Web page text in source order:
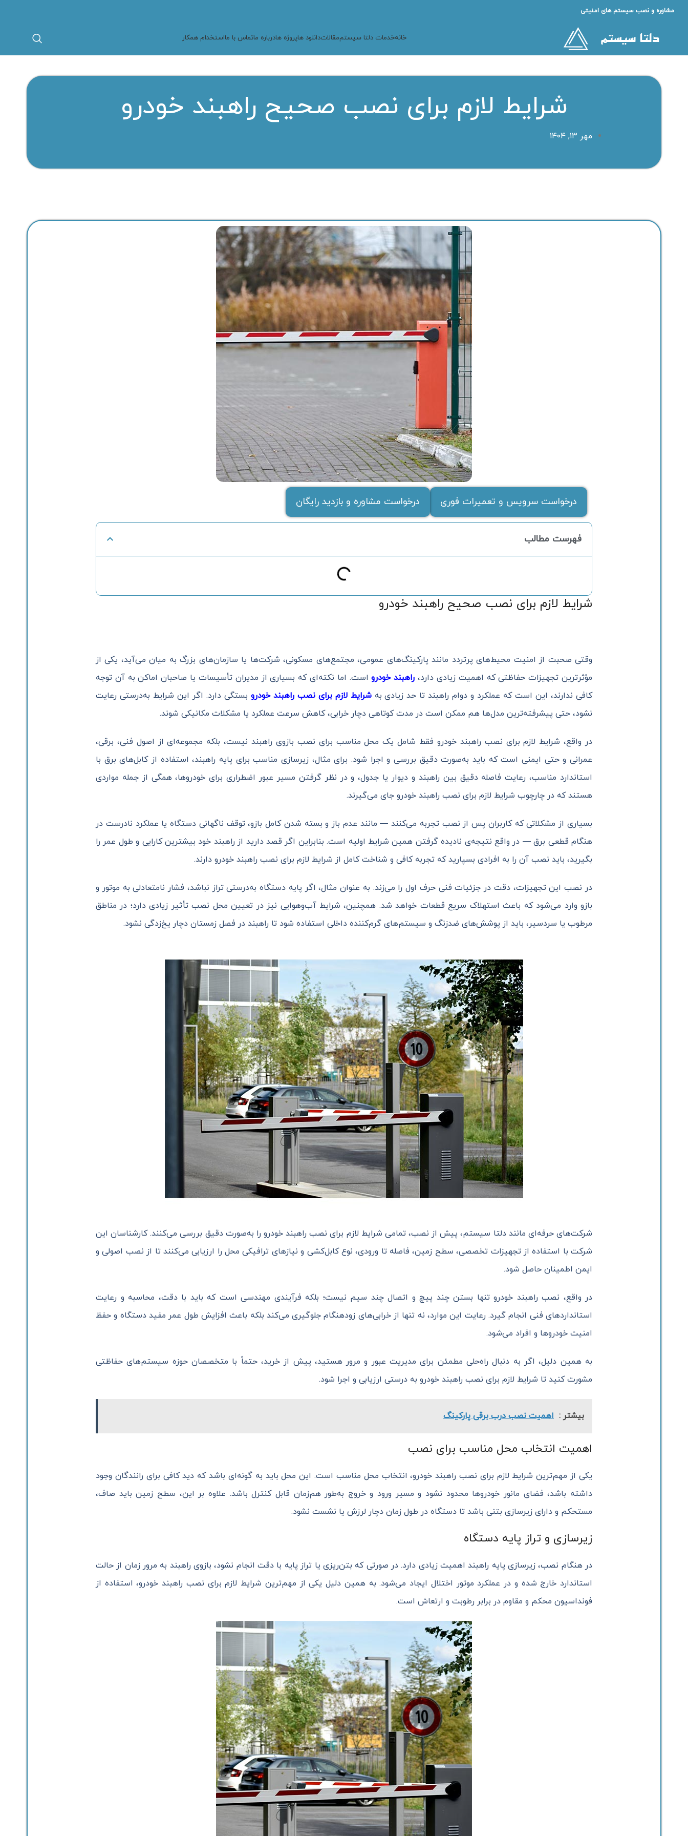
مشاوره و نصب سیستم های امنیتی
خانهخدمات دلتا سیستممقالاتدانلود هاپروژه هادرباره ماتماس با مااستخدام همکار
شرایط لازم برای نصب صحیح راهبند خودرو
مهر ۱۳, ۱۴۰۴
درخواست سرویس و تعمیرات فوری درخواست مشاوره و بازدید رایگان
فهرست مطالب
شرایط لازم برای نصب صحیح راهبند خودرو
وقتی صحبت از امنیت محیط‌های پرتردد مانند پارکینگ‌های عمومی، مجتمع‌های مسکونی، شرکت‌ها یا سازمان‌های بزرگ به میان می‌آید، یکی از
مؤثرترین تجهیزات حفاظتی که اهمیت زیادی دارد، راهبند خودرواست. اما نکته‌ای که بسیاری از مدیران تأسیسات یا صاحبان اماکن به آن توجه
کافی ندارند، این است که عملکرد و دوام راهبند تا حد زیادی بهشرایط لازم برای نصب راهبند خودرو بستگی دارد. اگر این شرایط به‌درستی رعایت
نشود، حتی پیشرفته‌ترین مدل‌ها هم ممکن است در مدت کوتاهی دچار خرابی، کاهش سرعت عملکرد یا مشکلات مکانیکی شوند.
در واقع، شرایط لازم برای نصب راهبند خودرو فقط شامل یک محل مناسب برای نصب بازوی راهبند نیست، بلکه مجموعه‌ای از اصول فنی، برقی،
عمرانی و حتی ایمنی است که باید به‌صورت دقیق بررسی و اجرا شود. برای مثال، زیرسازی مناسب برای پایه راهبند، استفاده از کابل‌های برق با
استاندارد مناسب، رعایت فاصله دقیق بین راهبند و دیوار یا جدول، و در نظر گرفتن مسیر عبور اضطراری برای خودروها، همگی از جمله مواردی
هستند که در چارچوب شرایط لازم برای نصب راهبند خودرو جای می‌گیرند.
بسیاری از مشکلاتی که کاربران پس از نصب تجربه می‌کنند — مانند عدم باز و بسته شدن کامل بازو، توقف ناگهانی دستگاه یا عملکرد نادرست در
هنگام قطعی برق — در واقع نتیجه‌ی نادیده گرفتن همین شرایط اولیه است. بنابراین اگر قصد دارید از راهبند خود بیشترین کارایی و طول عمر را
بگیرید، باید نصب آن را به افرادی بسپارید که تجربه کافی و شناخت کامل از شرایط لازم برای نصب راهبند خودرو دارند.
در نصب این تجهیزات، دقت در جزئیات فنی حرف اول را می‌زند. به عنوان مثال، اگر پایه دستگاه به‌درستی تراز نباشد، فشار نامتعادلی به موتور و
بازو وارد می‌شود که باعث استهلاک سریع قطعات خواهد شد. همچنین، شرایط آب‌وهوایی نیز در تعیین محل نصب تأثیر زیادی دارد؛ در مناطق
مرطوب یا سردسیر، باید از پوشش‌های ضدزنگ و سیستم‌های گرم‌کننده داخلی استفاده شود تا راهبند در فصل زمستان دچار یخ‌زدگی نشود.
شرکت‌های حرفه‌ای مانند دلتا سیستم، پیش از نصب، تمامی شرایط لازم برای نصب راهبند خودرو را به‌صورت دقیق بررسی می‌کنند. کارشناسان این
شرکت با استفاده از تجهیزات تخصصی، سطح زمین، فاصله تا ورودی، نوع کابل‌کشی و نیازهای ترافیکی محل را ارزیابی می‌کنند تا از نصب اصولی و
ایمن اطمینان حاصل شود.
در واقع، نصب راهبند خودرو تنها بستن چند پیچ و اتصال چند سیم نیست؛ بلکه فرآیندی مهندسی است که باید با دقت، محاسبه و رعایت
استانداردهای فنی انجام گیرد. رعایت این موارد، نه تنها از خرابی‌های زودهنگام جلوگیری می‌کند بلکه باعث افزایش طول عمر مفید دستگاه و حفظ
امنیت خودروها و افراد می‌شود.
به همین دلیل، اگر به دنبال راه‌حلی مطمئن برای مدیریت عبور و مرور هستید، پیش از خرید، حتماً با متخصصان حوزه سیستم‌های حفاظتی
مشورت کنید تا شرایط لازم برای نصب راهبند خودرو به درستی ارزیابی و اجرا شود.
بیشتر : اهمیت نصب درب برقی پارکینگ
اهمیت انتخاب محل مناسب برای نصب
یکی از مهم‌ترین شرایط لازم برای نصب راهبند خودرو، انتخاب محل مناسب است. این محل باید به گونه‌ای باشد که دید کافی برای رانندگان وجود
داشته باشد، فضای مانور خودروها محدود نشود و مسیر ورود و خروج به‌طور هم‌زمان قابل کنترل باشد. علاوه بر این، سطح زمین باید صاف،
مستحکم و دارای زیرسازی بتنی باشد تا دستگاه در طول زمان دچار لرزش یا نشست نشود.
زیرسازی و تراز پایه دستگاه
در هنگام نصب، زیرسازی پایه راهبند اهمیت زیادی دارد. در صورتی که بتن‌ریزی یا تراز پایه با دقت انجام نشود، بازوی راهبند به مرور زمان از حالت
استاندارد خارج شده و در عملکرد موتور اختلال ایجاد می‌شود. به همین دلیل یکی از مهم‌ترین شرایط لازم برای نصب راهبند خودرو، استفاده از
فونداسیون محکم و مقاوم در برابر رطوبت و ارتعاش است.